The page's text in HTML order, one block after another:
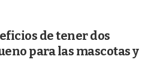
de tener dos
para las mascotas y